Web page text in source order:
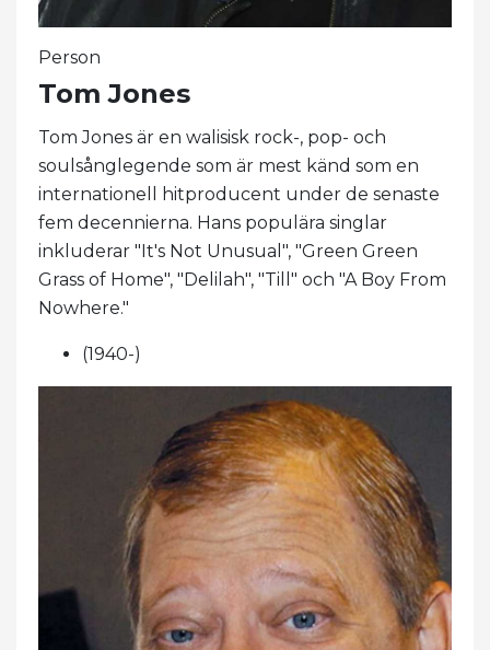
Person
Tom Jones
Tom Jones är en walisisk rock-, pop- och
soulsånglegende som är mest känd som en
internationell hitproducent under de senaste
fem decennierna. Hans populära singlar
inkluderar "It's Not Unusual", "Green Green
Grass of Home", "Delilah", "Till" och "A Boy From
Nowhere."
(1940-)